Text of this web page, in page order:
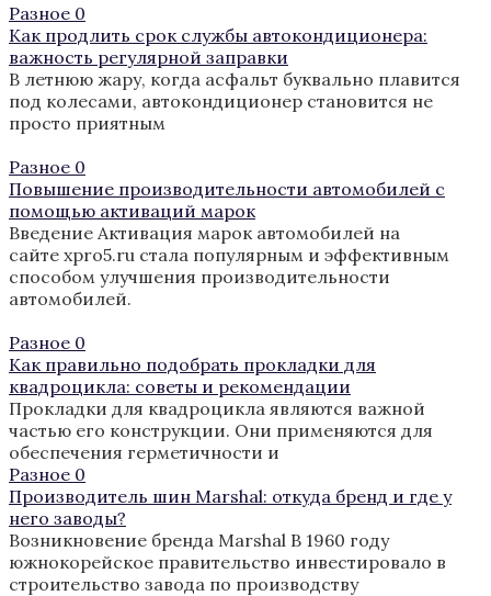
Разное 0
Как продлить срок службы автокондиционера:
важность регулярной заправки
В летнюю жару, когда асфальт буквально плавится
под колесами, автокондиционер становится не
просто приятным
Разное 0
Повышение производительности автомобилей с
помощью активаций марок
Введение Активация марок автомобилей на
сайте xpro5.ru стала популярным и эффективным
способом улучшения производительности
автомобилей.
Разное 0
Как правильно подобрать прокладки для
квадроцикла: советы и рекомендации
Прокладки для квадроцикла являются важной
частью его конструкции. Они применяются для
обеспечения герметичности и
Разное 0
Производитель шин Marshal: откуда бренд и где у
него заводы?
Возникновение бренда Marshal В 1960 году
южнокорейское правительство инвестировало в
строительство завода по производству